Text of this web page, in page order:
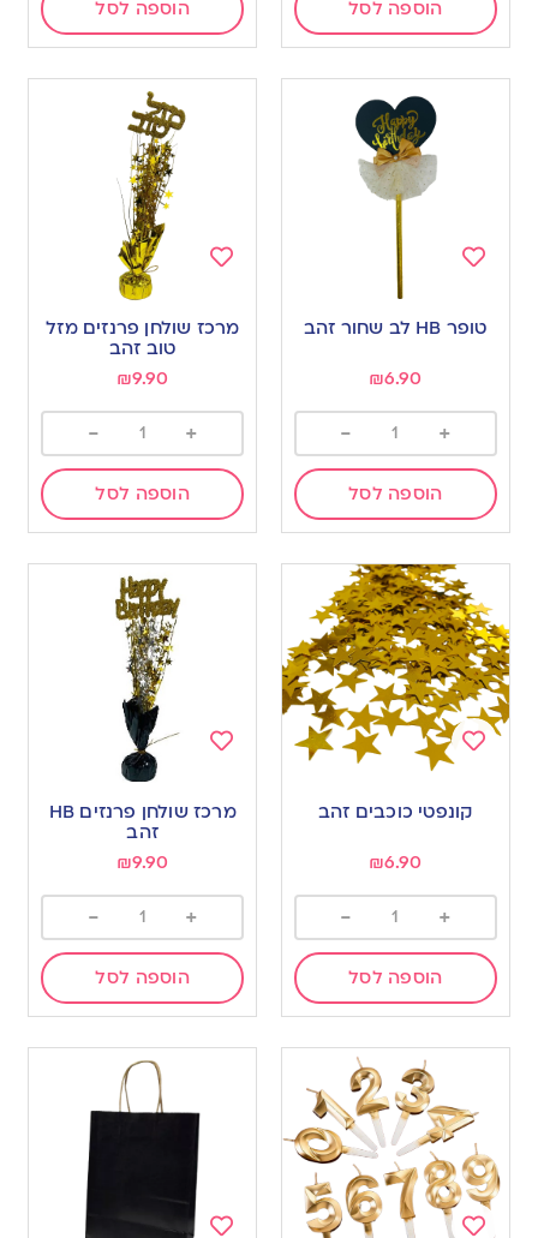
הוספה לסל הוספה לסל
to
wishlist
טופר HB לב שחור זהב
₪6.90
+
-
הוספה לסל
to
wishlist
מרכז שולחן פרנזים מזל
טוב זהב
₪9.90
+
-
הוספה לסל
wishlist
קונפטי כוכבים זהב
₪6.90
+
-
הוספה לסל
to
מרכז שולחן פרנזים HB
זהב
₪9.90
+
-
הוספה לסל